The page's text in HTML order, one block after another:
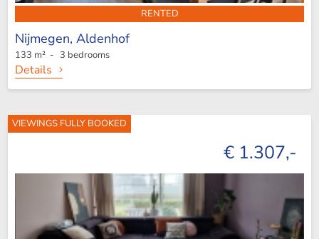
RENTED
Nijmegen, Aldenhof
133 m² - 3 bedrooms
Details
VIEWINGS FULLY BOOKED
€ 1.307,-